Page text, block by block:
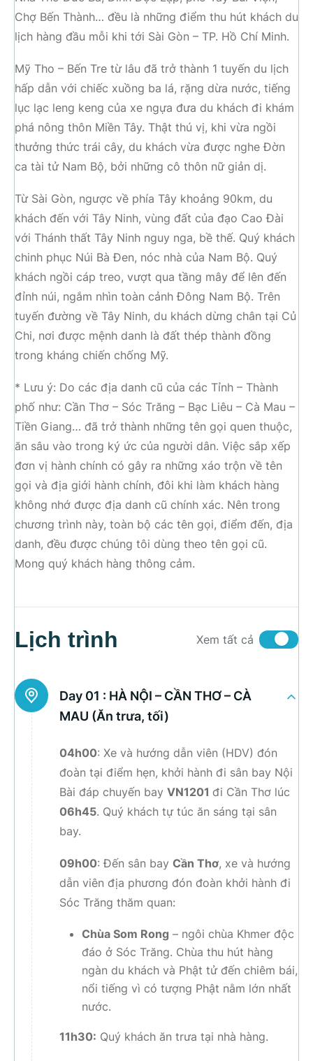
Chợ Bến Thành… đều là những điểm thu hút khách du
lịch hàng đầu mỗi khi tới Sài Gòn – TP. Hồ Chí Minh.
Mỹ Tho – Bến Tre từ lâu đã trở thành 1 tuyến du lịch
hấp dẫn với chiếc xuồng ba lá, rặng dừa nước, tiếng
lục lạc leng keng của xe ngựa đưa du khách đi khám
phá nông thôn Miền Tây. Thật thú vị, khi vừa ngồi
thưởng thức trái cây, du khách vừa được nghe Đờn
ca tài tử Nam Bộ, bởi những cô thôn nữ giản dị.
Từ Sài Gòn, ngược về phía Tây khoảng 90km, du
khách đến với Tây Ninh, vùng đất của đạo Cao Đài
với Thánh thất Tây Ninh nguy nga, bề thế. Quý khách
chinh phục Núi Bà Đen, nóc nhà của Nam Bộ. Quý
khách ngồi cáp treo, vượt qua tầng mây để lên đến
đỉnh núi, ngắm nhìn toàn cảnh Đông Nam Bộ. Trên
tuyến đường về Tây Ninh, du khách dừng chân tại Củ
Chi, nơi được mệnh danh là đất thép thành đồng
trong kháng chiến chống Mỹ.
* Lưu ý: Do các địa danh cũ của các Tỉnh – Thành
phố như: Cần Thơ – Sóc Trăng – Bạc Liêu – Cà Mau –
Tiền Giang… đã trở thành những tên gọi quen thuộc,
ăn sâu vào trong ký ức của người dân. Việc sắp xếp
đơn vị hành chính có gây ra những xáo trộn về tên
gọi và địa giới hành chính, đôi khi làm khách hàng
không nhớ được địa danh cũ chính xác. Nên trong
chương trình này, toàn bộ các tên gọi, điểm đến, địa
danh, đều được chúng tôi dùng theo tên gọi cũ.
Mong quý khách hàng thông cảm.
Lịch trình Xem tất cả
Day 01 : HÀ NỘI – CẦN THƠ – CÀ
MAU (Ăn trưa, tối)
04h00: Xe và hướng dẫn viên (HDV) đón
đoàn tại điểm hẹn, khởi hành đi sân bay Nội
Bài đáp chuyến bay VN1201 đi Cần Thơ lúc
06h45. Quý khách tự túc ăn sáng tại sân
bay.
09h00: Đến sân bay Cần Thơ, xe và hướng
dẫn viên địa phương đón đoàn khởi hành đi
Sóc Trăng thăm quan:
Chùa Som Rong – ngôi chùa Khmer độc
đáo ở Sóc Trăng. Chùa thu hút hàng
ngàn du khách và Phật tử đến chiêm bái,
nổi tiếng vì có tượng Phật nằm lớn nhất
nước.
11h30: Quý khách ăn trưa tại nhà hàng.